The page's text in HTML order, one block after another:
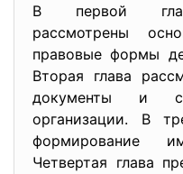
В первой
рассмотрены
правовые формы
Вторая глава
документы и
организации. В
формирование
Четвертая глава